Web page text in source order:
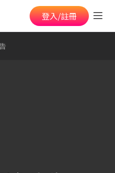
登入/註冊